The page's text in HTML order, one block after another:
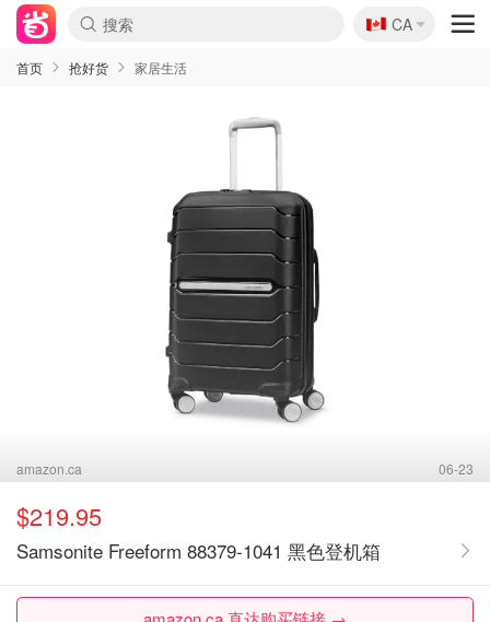
🇨🇦
CA
首页 抢好货 家居生活
amazon.ca 06-23
$219.95
Samsonite Freeform 88379-1041 黑色登机箱